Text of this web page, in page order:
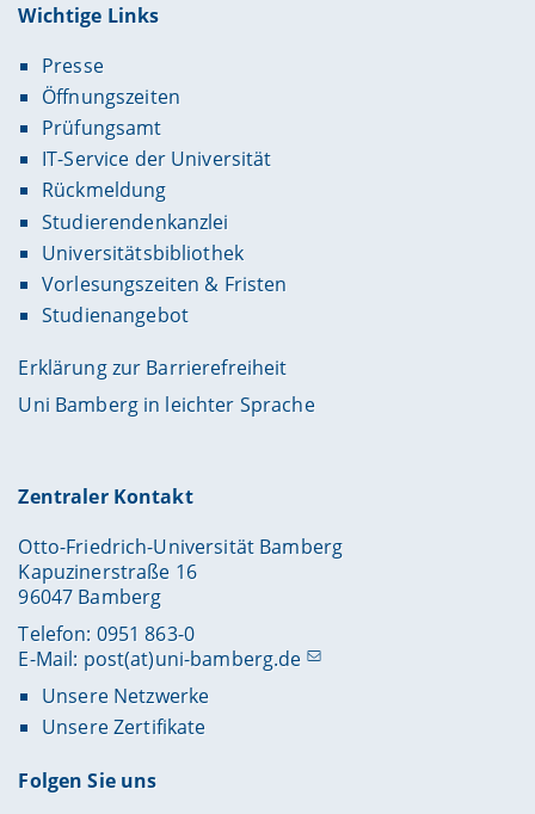
Wichtige Links
Presse
Öffnungszeiten
Prüfungsamt
IT-Service der Universität
Rückmeldung
Studierendenkanzlei
Universitätsbibliothek
Vorlesungszeiten & Fristen
Studienangebot
Erklärung zur Barrierefreiheit
Uni Bamberg in leichter Sprache
Zentraler Kontakt
Otto-Friedrich-Universität Bamberg
Kapuzinerstraße 16
96047 Bamberg
Telefon: 0951 863-0
E-Mail: post(at)uni-bamberg.de
Unsere Netzwerke
Unsere Zertifikate
Folgen Sie uns